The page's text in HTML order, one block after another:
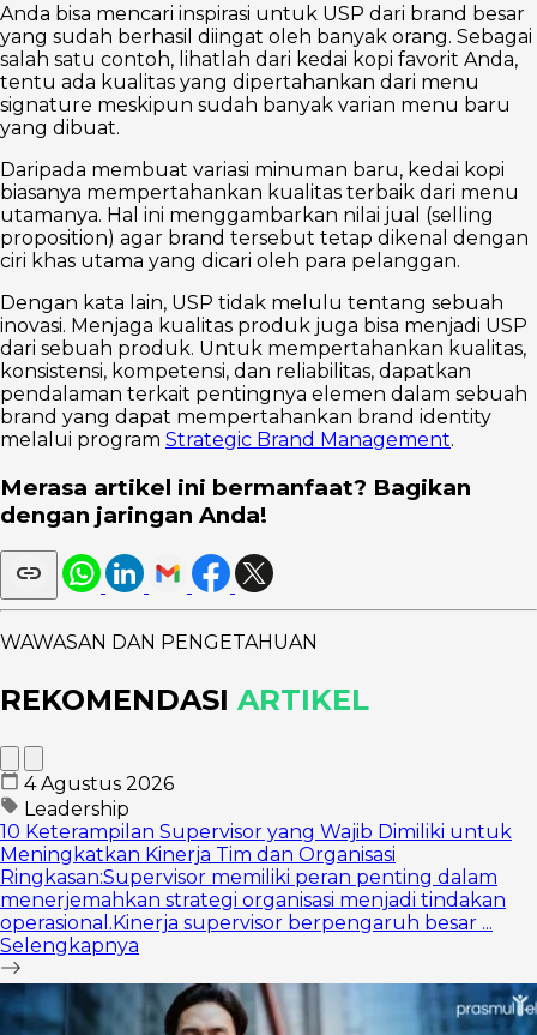
Anda bisa mencari inspirasi untuk USP dari brand besar
yang sudah berhasil diingat oleh banyak orang. Sebagai
salah satu contoh, lihatlah dari kedai kopi favorit Anda,
tentu ada kualitas yang dipertahankan dari menu
signature meskipun sudah banyak varian menu baru
yang dibuat.
Daripada membuat variasi minuman baru, kedai kopi
biasanya mempertahankan kualitas terbaik dari menu
utamanya. Hal ini menggambarkan nilai jual (selling
proposition) agar brand tersebut tetap dikenal dengan
ciri khas utama yang dicari oleh para pelanggan.
Dengan kata lain, USP tidak melulu tentang sebuah
inovasi. Menjaga kualitas produk juga bisa menjadi USP
dari sebuah produk. Untuk mempertahankan kualitas,
konsistensi, kompetensi, dan reliabilitas, dapatkan
pendalaman terkait pentingnya elemen dalam sebuah
brand yang dapat mempertahankan brand identity
melalui program Strategic Brand Management.
Merasa artikel ini bermanfaat? Bagikan
dengan jaringan Anda!
WAWASAN DAN PENGETAHUAN
REKOMENDASI ARTIKEL
4 Agustus 2026
Leadership
10 Keterampilan Supervisor yang Wajib Dimiliki untuk
Meningkatkan Kinerja Tim dan Organisasi
Ringkasan:Supervisor memiliki peran penting dalam
menerjemahkan strategi organisasi menjadi tindakan
operasional.Kinerja supervisor berpengaruh besar ...
Selengkapnya